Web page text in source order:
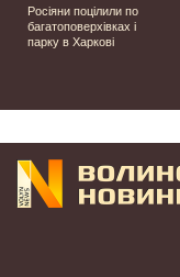
Росіяни поцілили по
багатоповерхівках і
парку в Харкові